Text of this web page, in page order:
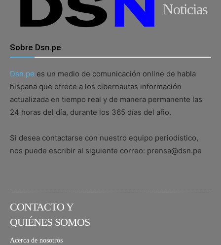
Noticias
Sobre Dsn.pe
Dsn.pe es un medio de comunicación online de habla
hispana que ofrece a los cibernautas información
actualizada en tiempo real y de manera permanente las
24 horas del día, durante los 365 días del año.
Si desea contactarse con nuestro equipo periodístico,
nos puede escribir al siguiente correo: prensa@dsn.pe
CONTACTO Y
QUIÉNES SOMOS
Acerca de nosotros